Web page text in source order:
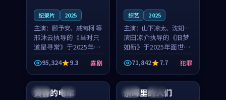
纪录片 2025
主演： 顾予安、戚南柯 等
邢沐云执导的《当时只
道是寻常》于2025年面
世，泰国的城市气质与
母女情深的人物心境共
同构筑了影片基调。顾
予安、戚南柯用细腻的
表演撑起整部喜剧电
95,324 9.3 喜剧
综艺 2025
主演： 山下凉太、沈知韵
等
滨田凉介执导的《旧梦
如新》于2025年面世，
中国台湾的城市气质与
异国相遇的人物心境共
同构筑了影片基调。山
下凉太、沈知韵用细腻
的表演撑起整部犯罪
71,842 7.7 犯罪
日本 4K
黄昏的电车 泰国 完结
余晖里的人们